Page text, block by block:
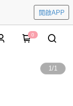
開啟APP
0
1/1